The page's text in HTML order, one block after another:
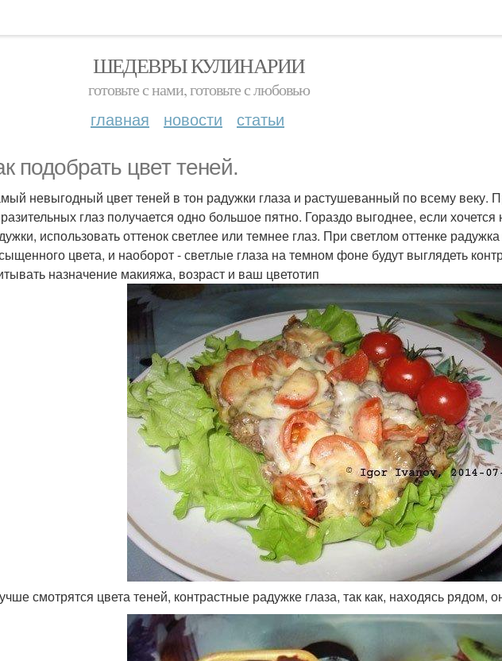
ШЕДЕВРЫ КУЛИНАРИИ
готовьте с нами, готовьте с любовью
главная новости статьи
подобрать цвет теней.
невыгодный цвет теней в тон радужки глаза и растушеванный по всему веку.
глаз получается одно большое пятно. Гораздо выгоднее, если хочется
использовать оттенок светлее или темнее глаз. При светлом оттенке
цвета, и наоборот - светлые глаза на темном фоне будут выглядеть
назначение макияжа, возраст и ваш цветотип
смотрятся цвета теней, контрастные радужке глаза, так как, находясь рядом,